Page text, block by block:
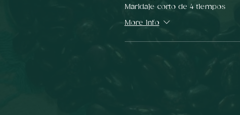
Maridaje corto de 4 tiempos
More info